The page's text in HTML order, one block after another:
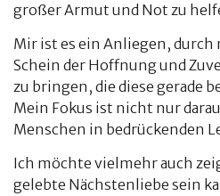
großer Armut und Not zu
Mir ist es ein Anliegen,
Schein der Hoffnung und
zu bringen, die diese gerade
Mein Fokus ist nicht nur
Menschen in bedrückenden
Ich möchte vielmehr auch
gelebte Nächstenliebe sein